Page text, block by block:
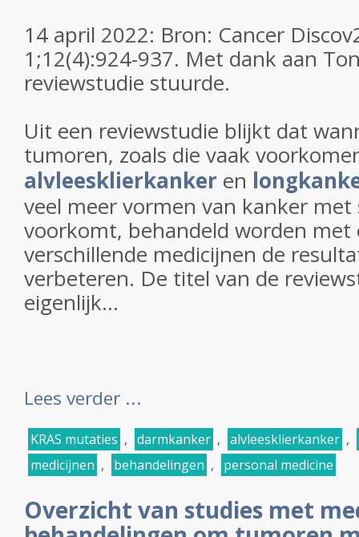
14 april 2022: Bron: Cancer
1;12(4):924-937. Met dank aan
reviewstudie stuurde.
Uit een reviewstudie blijkt dat
tumoren, zoals die vaak
alvleesklierkanker en
veel meer vormen van kanker
voorkomt, behandeld worden met
verschillende medicijnen de
verbeteren. De titel van de
eigenlijk...
Lees verder ...
KRAS mutaties , darmkanker , alvleesklierkanker ,
medicijnen , behandelingen , personal medicine
Overzicht van studies met